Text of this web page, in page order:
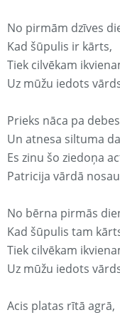
No pirmām dzīves
Kad šūpulis ir kārts,
Tiek cilvēkam
Uz mūžu iedots
Prieks nāca pa
Un atnesa siltuma
Es zinu šo ziedoņa
Patricija vārdā
No bērna pirmās
Kad šūpulis tam
Tiek cilvēkam
Uz mūžu iedots
Acis platas rītā agrā,